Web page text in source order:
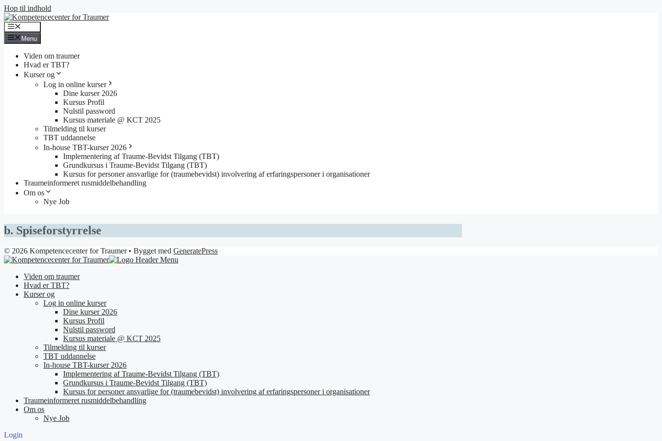
Hop til indhold
Menu
Viden om traumer
Hvad er TBT?
Kurser og
Log in online kurser
Dine kurser 2026
Kursus Profil
Nulstil password
Kursus materiale @ KCT 2025
Tilmelding til kurser
TBT uddannelse
In-house TBT-kurser 2026
Implementering af Traume-Bevidst Tilgang (TBT)
Grundkursus i Traume-Bevidst Tilgang (TBT)
Kursus for personer ansvarlige for (traumebevidst) involvering af erfaringspersoner i organisationer
Traumeinformeret rusmiddelbehandling
Om os
Nye Job
b. Spiseforstyrrelse
© 2026 Kompetencecenter for Traumer• Bygget med GeneratePress
Viden om traumer
Hvad er TBT?
Kurser og
Log in online kurser
Dine kurser 2026
Kursus Profil
Nulstil password
Kursus materiale @ KCT 2025
Tilmelding til kurser
TBT uddannelse
In-house TBT-kurser 2026
Implementering af Traume-Bevidst Tilgang (TBT)
Grundkursus i Traume-Bevidst Tilgang (TBT)
Kursus for personer ansvarlige for (traumebevidst) involvering af erfaringspersoner i organisationer
Traumeinformeret rusmiddelbehandling
Om os
Nye Job
Login